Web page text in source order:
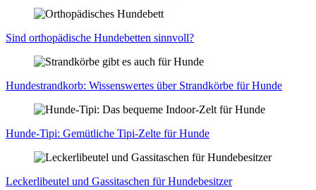
Sind ortho­pä­di­sche Hun­de­bet­ten sinn­voll?
Hun­de­strand­korb: Wis­sens­wer­tes über Strand­kör­be für Hun­de
Hun­de-Tipi: Gemüt­li­che Tipi-Zel­te für Hun­de
Lecker­li­beu­tel und Gas­si­ta­schen für Hun­de­be­sit­zer